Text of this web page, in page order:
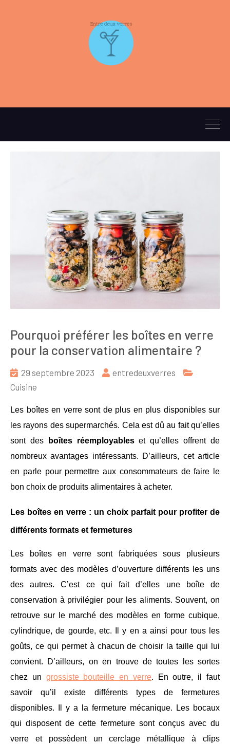
Pourquoi préférer les boîtes en verre
pour la conservation alimentaire ?
29 septembre 2023
entredeuxverres
Cuisine
Les boîtes en verre sont de plus en plus disponibles sur
les rayons des supermarchés. Cela est dû au fait qu’elles
sont des
boîtes réemployableset qu’elles offrent de
nombreux avantages intéressants. D’ailleurs, cet article
en parle pour permettre aux consommateurs de faire le
bon choix de produits alimentaires à acheter.
Les boîtes en verre : un choix parfait pour profiter de
différents formats et fermetures
Les boîtes en verre sont fabriquées sous plusieurs
formats avec des modèles d’ouverture différents les uns
des autres. C’est ce qui fait d’elles une boîte de
conservation à privilégier pour les aliments. Souvent, on
retrouve sur le marché des modèles en forme cubique,
cylindrique, de gourde, etc. Il y en a ainsi pour tous les
goûts, ce qui permet à chacun de choisir la taille qui lui
convient. D’ailleurs, on en trouve de toutes les sortes
chez un grossiste bouteille en verre.
En outre, il faut
savoir qu’il existe différents types de fermetures
disponibles. Il y a la fermeture mécanique. Les bocaux
qui disposent de cette fermeture sont conçus avec du
verre et possèdent un cerclage métallique à clips